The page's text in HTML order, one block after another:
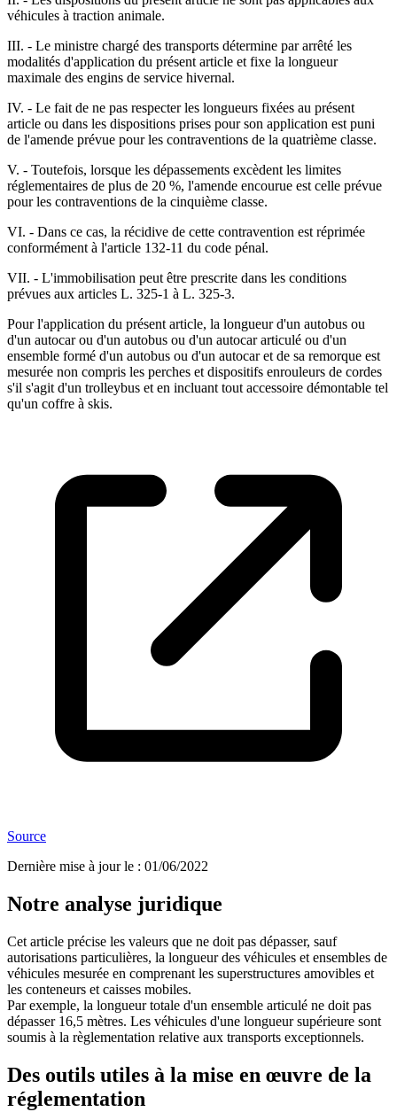
véhicules à traction animale.
III. - Le ministre chargé des transports détermine par arrêté les
modalités d'application du présent article et fixe la longueur
maximale des engins de service hivernal.
IV. - Le fait de ne pas respecter les longueurs fixées au présent
article ou dans les dispositions prises pour son application est puni
de l'amende prévue pour les contraventions de la quatrième classe.
V. - Toutefois, lorsque les dépassements excèdent les limites
réglementaires de plus de 20 %, l'amende encourue est celle prévue
pour les contraventions de la cinquième classe.
VI. - Dans ce cas, la récidive de cette contravention est réprimée
conformément à l'article 132-11 du code pénal.
VII. - L'immobilisation peut être prescrite dans les conditions
prévues aux articles L. 325-1 à L. 325-3.
Pour l'application du présent article, la longueur d'un autobus ou
d'un autocar ou d'un autobus ou d'un autocar articulé ou d'un
ensemble formé d'un autobus ou d'un autocar et de sa remorque est
mesurée non compris les perches et dispositifs enrouleurs de cordes
s'il s'agit d'un trolleybus et en incluant tout accessoire démontable tel
qu'un coffre à skis.
Source
Dernière mise à jour le : 01/06/2022
Notre analyse juridique
Cet article précise les valeurs que ne doit pas dépasser, sauf
autorisations particulières, la longueur des véhicules et ensembles de
véhicules mesurée en comprenant les superstructures amovibles et
les conteneurs et caisses mobiles.
Par exemple, la longueur totale d'un ensemble articulé ne doit pas
dépasser 16,5 mètres. Les véhicules d'une longueur supérieure sont
soumis à la règlementation relative aux transports exceptionnels.
Des outils utiles à la mise en œuvre de la
réglementation